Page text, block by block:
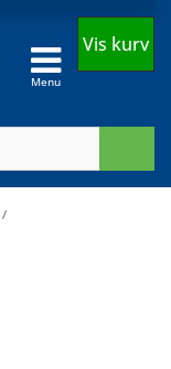
Menu
Vis kurv
/